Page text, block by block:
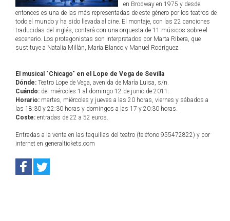
en Brodway en 1975 y desde
entonces es una de las más representadas de este género por los teatros de
todo el mundo y ha sido llevada al cine. El montaje, con las 22 canciones
traducidas del inglés, contará con una orquesta de 11 músicos sobre el
escenario. Los protagonistas son interpretados por Marta Ribera, que
sustituye a Natalia Millán, María Blanco y Manuel Rodríguez.
El musical "Chicago" en el Lope de Vega de Sevilla
Dónde: Teatro Lope de Vega, avenida de María Luisa, s/n.
Cuándo: del miércoles 1 al domingo 12 de junio de 2011.
Horario: martes, miércoles y jueves a las 20 horas, viernes y sábados a
las 18:30 y 22:30 horas y domingos a las 17 y 20:30 horas.
Coste: entradas de 22 a 52 euros.
Entradas a la venta en las taquillas del teatro (teléfono 955472822) y por
internet en generaltickets.com